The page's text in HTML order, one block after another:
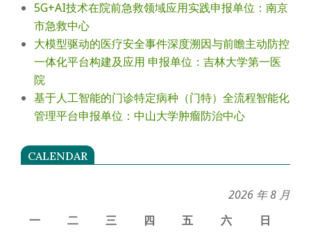
5G+AI技术在院前急救领域应用实践申报单位：南京
市急救中心
大模型驱动的医疗安全事件深度溯因与前瞻主动防控
一体化平台构建及应用 申报单位：吉林大学第一医
院
基于人工智能的门诊特定病种（门特）全流程智能化
管理平台申报单位：中山大学肿瘤防治中心
CALENDAR
2026 年 8 月
一
二 三 四 五 六
日